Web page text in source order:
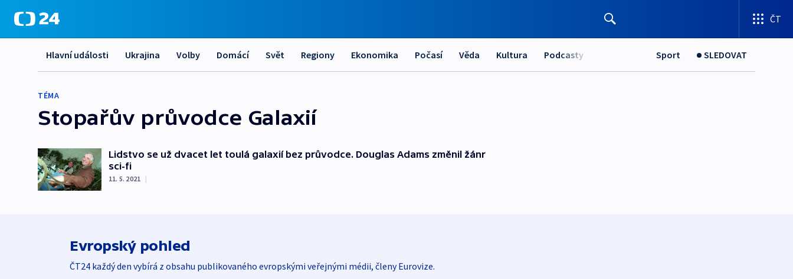
ČT
Hlavní události Ukrajina Volby Domácí Svět Regiony Ekonomika Počasí Věda Kultura Podcasty Sport SLEDOVAT
TÉMA
Stopařův průvodce Galaxií
Lidstvo se už dvacet let toulá galaxií bez průvodce. Douglas Adams změnil žánr
sci-fi
11. 5. 2021 |
Evropský pohled
ČT24 každý den vybírá z obsahu publikovaného evropskými veřejnými médii, členy Eurovize.